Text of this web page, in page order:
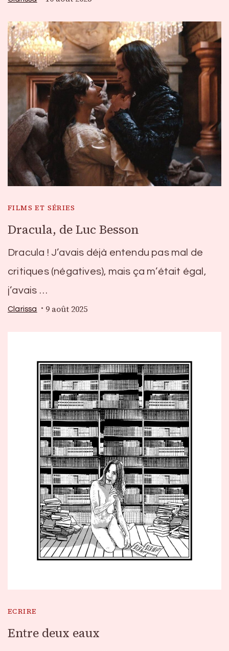
FILMS ET SÉRIES
Dracula, de Luc Besson
Dracula ! J’avais déjà entendu pas mal de
critiques (négatives), mais ça m’était égal,
j’avais …
Clarissa 9 août 2025
ECRIRE
Entre deux eaux